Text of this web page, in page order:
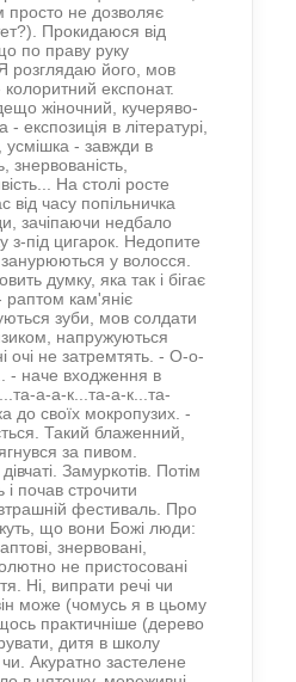
просто не дозволяє
Прокидаюся від
по праву руку
розглядаю його, мов
експонат.
жіночний, кучеряво-
експозиція в літературі,
усмішка - завжди в
знервованість,
На столі росте
від часу попільничка
зачіпаючи недбало
з-під цигарок. Недопите
у волосся.
думку, яка так і бігає
раптом кам'яніє
зуби, мов солдати
напружуються
очі не затремтять. - О-о-
- наче входження в
а-а-к...та-а-к...та-
до своїх мокропузих. -
Такий блаженний,
за пивом.
Замуркотів. Потім
і почав строчити
фестиваль. Про
що вони Божі люди:
знервовані,
не пристосовані
Ні, випрати речі чи
може (чомусь я в цьому
практичніше (дерево
дитя в школу
Акуратно застелене